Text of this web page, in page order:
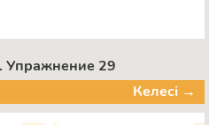
Упражнение 29
Келесі →